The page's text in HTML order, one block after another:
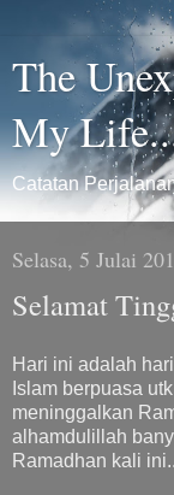
The
My
Catatan
Selasa, 5 Julai
Selamat
Hari ini adalah
Islam berpuasa
meninggalkan
alhamdulillah
Ramadhan kali ini..